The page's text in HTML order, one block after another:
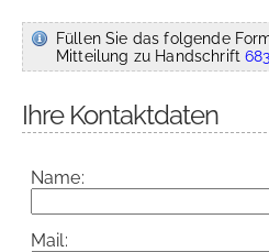
Füllen Sie das folgende
Mitteilung zu Handschrift
Ihre Kontaktdaten
Name:
Mail: